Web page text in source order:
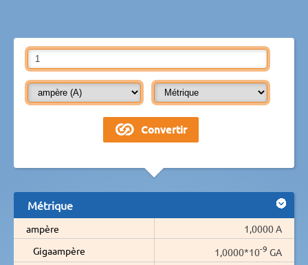
Métrique
ampère
1,0000 A
Gigaampère
1,0000*10-9 GA